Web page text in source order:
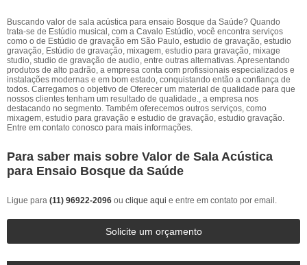
Buscando valor de sala acústica para ensaio Bosque da Saúde? Quando
trata-se de Estúdio musical, com a Cavalo Estúdio, você encontra serviços
como o de Estúdio de gravação em São Paulo, estudio de gravação, estudio
gravação, Estúdio de gravação, mixagem, estudio para gravação, mixage
studio, studio de gravação de audio, entre outras alternativas. Apresentando
produtos de alto padrão, a empresa conta com profissionais especializados e
instalações modernas e em bom estado, conquistando então a confiança de
todos. Carregamos o objetivo de Oferecer um material de qualidade para que
nossos clientes tenham um resultado de qualidade., a empresa nos
destacando no segmento. Também oferecemos outros serviços, como
mixagem, estudio para gravação e estudio de gravação, estudio gravação.
Entre em contato conosco para mais informações.
Para saber mais sobre Valor de Sala Acústica
para Ensaio Bosque da Saúde
Ligue para (11) 96922-2096 ou clique aqui e entre em contato por email.
Solicite um orçamento